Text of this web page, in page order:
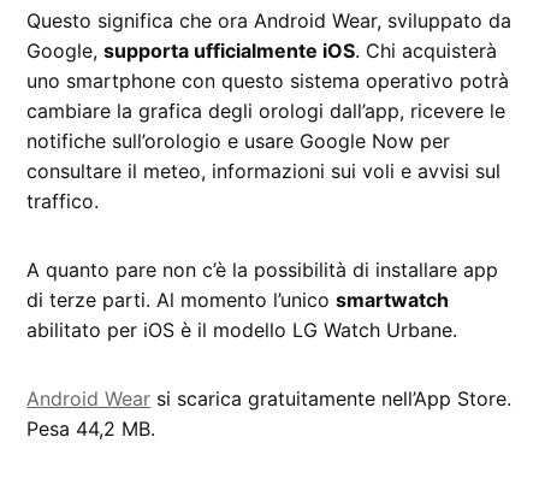
Questo significa che ora Android Wear, sviluppato da
Google,supporta ufficialmente iOS. Chi acquisterà
uno smartphone con questo sistema operativo potrà
cambiare la grafica degli orologi dall’app, ricevere le
notifiche sull’orologio e usare Google Now per
consultare il meteo, informazioni sui voli e avvisi sul
traffico.
A quanto pare non c’è la possibilità di installare app
di terze parti. Al momento l’unicosmartwatch
abilitato per iOS è il modello LG Watch Urbane.
Android Wear si scarica gratuitamente nell’App Store.
Pesa 44,2 MB.